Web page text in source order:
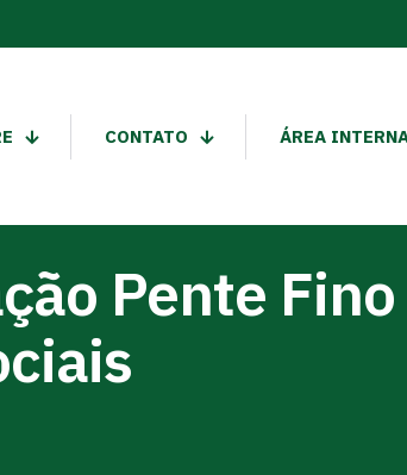
CONTATO ÁREA
Pente